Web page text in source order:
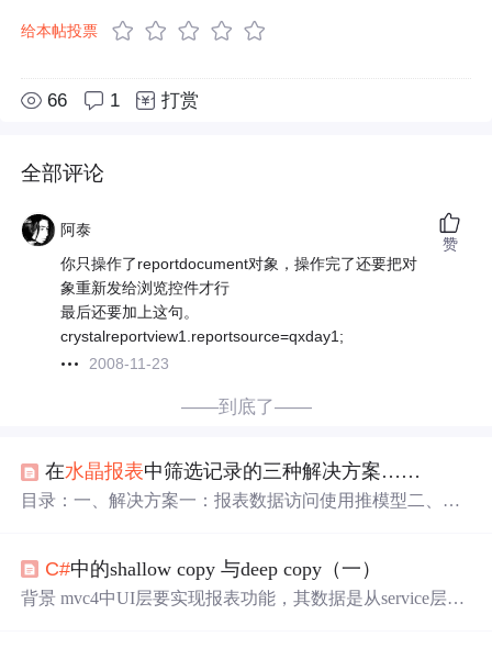
给本帖投票
66 1 打赏
全部评论
阿泰
你只操作了reportdocument对象，操作完了还要把对
象重新发给浏览控件才行
最后还要加上这句。
crystalreportview1.reportsource=qxday1;
2008-11-23
赞
——到底了——
在水晶报表中筛选记录的三种解决方案……
目录：一、解决方案一：报表数据访问使用推模型二、解
－－－－－－－－－－－－－－－－－－－－－解决方案
一：报表数据访问使用推模型需要开发人员编写代码以连
C#中的shallow copy 与deep copy（一）
背景 mvc4中UI层要实现报表功能，其数据是从service层抽